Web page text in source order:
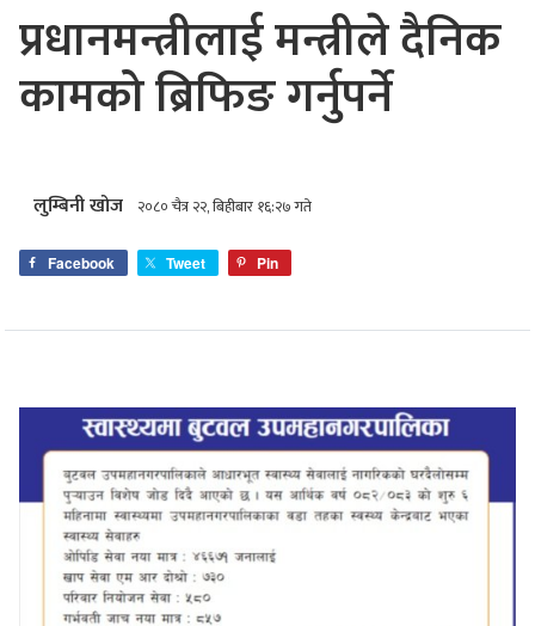
प्रधानमन्त्रीलाई मन्त्रीले दैनिक
कामको ब्रिफिङ गर्नुपर्ने
लुम्बिनी खोज २०८० चैत्र २२, बिहीबार १६:२७ गते
Facebook Tweet Pin